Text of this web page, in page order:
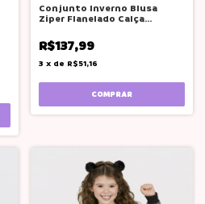
Conjunto Inverno Blusa
Ziper Flanelado Calça
R$137,99
3 x de R$51,16
COMPRAR